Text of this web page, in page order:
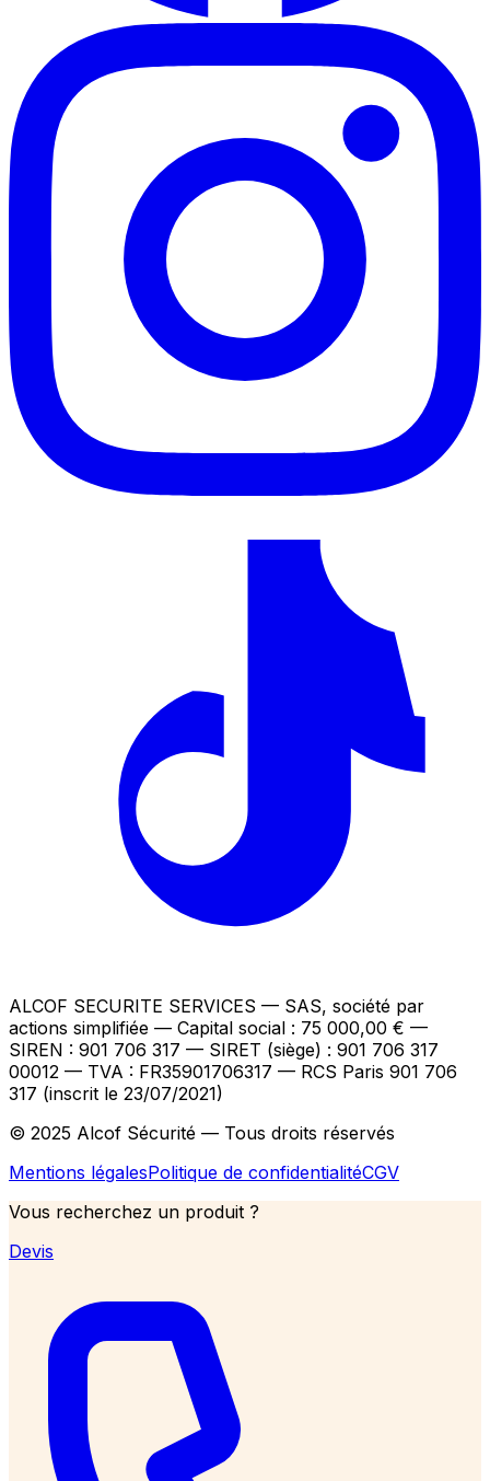
ALCOF SECURITE SERVICES — SAS, société par
actions simplifiée — Capital social : 75 000,00 € —
SIREN : 901 706 317 — SIRET (siège) : 901 706 317
00012 — TVA : FR35901706317 — RCS Paris 901 706
317 (inscrit le 23/07/2021)
© 2025 Alcof Sécurité — Tous droits réservés
Mentions légalesPolitique de confidentialitéCGV
Vous recherchez un produit ?
Devis